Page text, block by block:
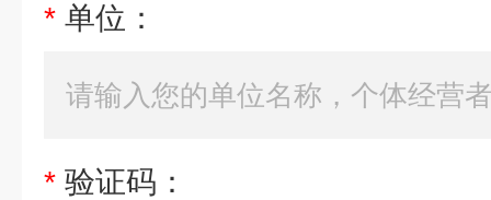
* 单位：
* 验证码：